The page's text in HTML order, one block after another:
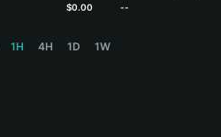
$0.00
--
1H 4H 1D 1W